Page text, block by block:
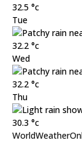
32.5 °c
Tue
32.2 °c
Wed
32.2 °c
Thu
30.3 °c